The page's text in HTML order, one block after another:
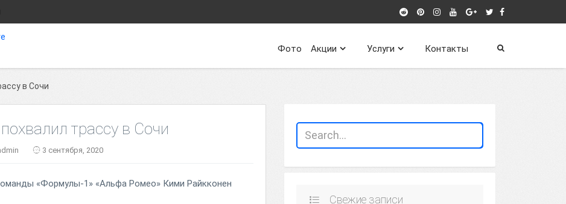
Контакты
Услуги
Акции
Фото
в Сочи
трассу в Сочи
3 сентября, 2020
«Формулы-1» «Альфа Ромео» Кими Райкконен
Свежие записи